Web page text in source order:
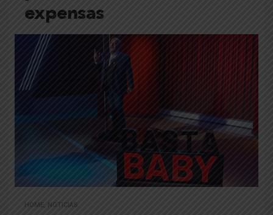
expensas
HOME, NOTICIAS